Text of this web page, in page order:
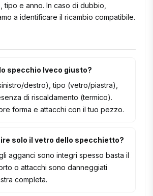
tipo e anno. In caso di dubbio,
a identificare il ricambio compatibile.
specchio Iveco giusto?
destro), tipo (vetro/piastra),
di riscaldamento (termico).
forma e attacchi con il tuo pezzo.
solo il vetro dello specchietto?
agganci sono integri spesso basta il
o attacchi sono danneggiati
completa.